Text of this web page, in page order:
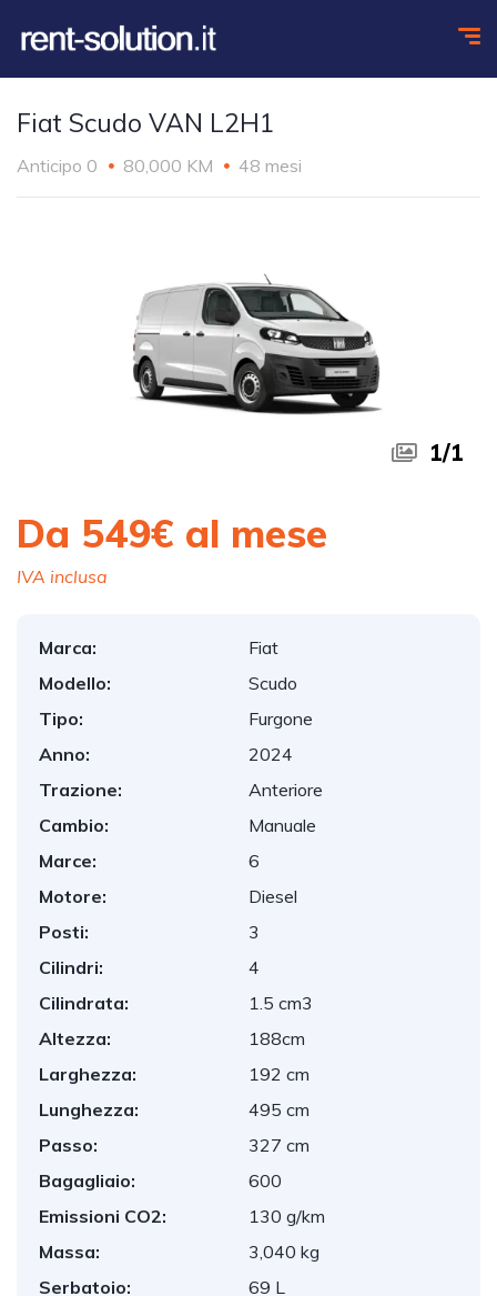
Fiat Scudo VAN L2H1
Anticipo 0 80,000 KM 48 mesi
1/1
Da 549€ al mese
IVA inclusa
Marca:
Fiat
Modello:
Scudo
Tipo:
Furgone
Anno:
2024
Trazione:
Anteriore
Cambio:
Manuale
Marce:
6
Motore:
Diesel
Posti:
3
Cilindri:
4
Cilindrata:
1.5 cm3
Altezza:
188cm
Larghezza:
192 cm
Lunghezza:
495 cm
Passo:
327 cm
Bagagliaio:
600
Emissioni CO2:
130 g/km
Massa:
3,040 kg
Serbatoio:
69 L